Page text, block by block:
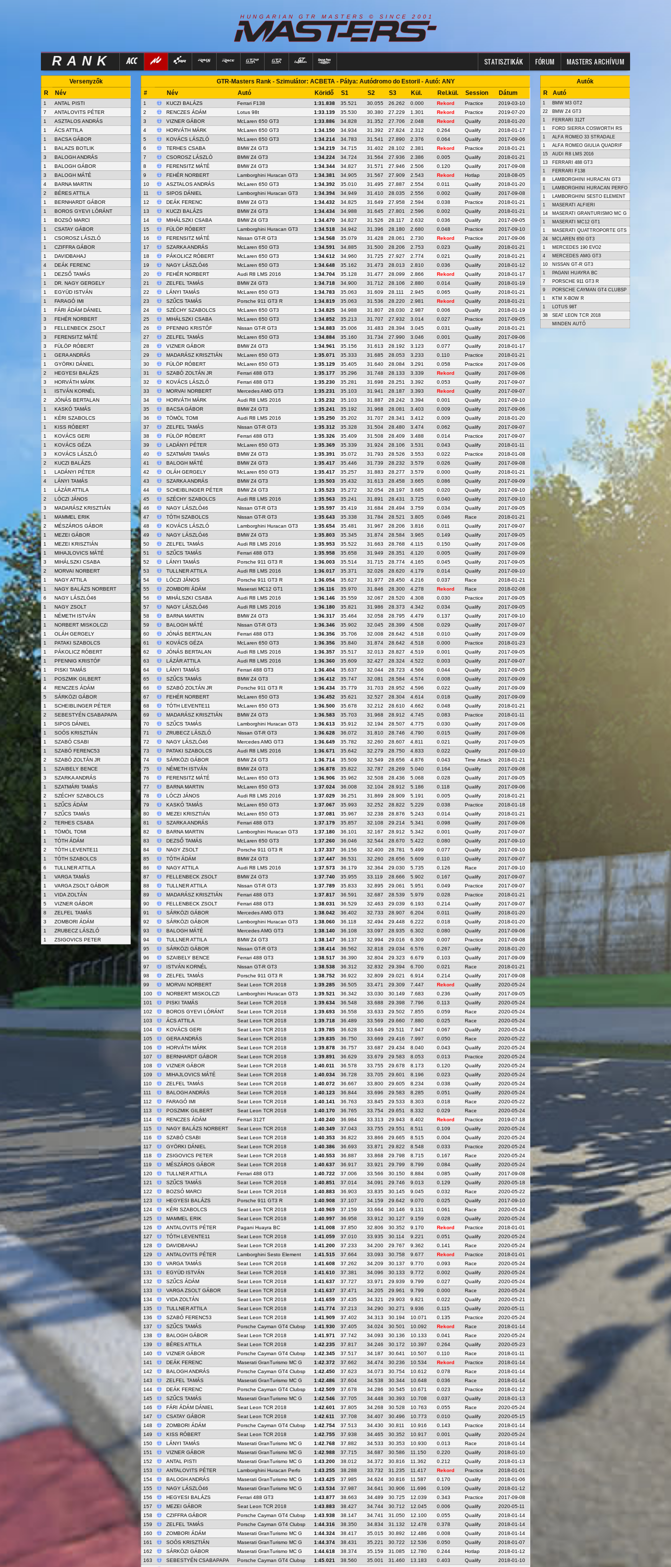
H U N G A R I A N G T R M A S T E R S © S I N C E 2 0 0 1
RANK STATISZTIKÁK FÓRUM MASTERS ARCHÍVUM
Versenyzők
R
Név
1
ANTAL PISTI
7
ANTALOVITS PÉTER
1
ASZTALOS ANDRÁS
1
ÁCS ATTILA
1
BACSA GÁBOR
1
BALAZS BOTLIK
3
BALOGH ANDRÁS
1
BALOGH GÁBOR
3
BALOGH MÁTÉ
4
BARNA MARTIN
2
BÉRES ATTILA
1
BERNHARDT GÁBOR
1
BOROS GYEVI LÓRÁNT
1
BOZSÓ MARCI
1
CSATAY GÁBOR
1
CSOROSZ LÁSZLÓ
1
CZIFFRA GÁBOR
1
DAVIDBAHAJ
4
DEÁK FERENC
1
DEZSŐ TAMÁS
1
DR. NAGY GERGELY
1
EGYÜD ISTVÁN
1
FARAGÓ IMI
1
FÁRI ÁDÁM DÁNIEL
3
FEHÉR NORBERT
3
FELLENBECK ZSOLT
3
FERENSITZ MÁTÉ
3
FÜLÖP RÓBERT
1
GERA ANDRÁS
1
GYÖRKI DÁNIEL
2
HEGYESI BALÁZS
3
HORVÁTH MÁRK
1
ISTVÁN KORNÉL
2
JÓNÁS BERTALAN
1
KASKÓ TAMÁS
1
KÉRI SZABOLCS
1
KISS RÓBERT
1
KOVÁCS GERI
1
KOVÁCS GÉZA
3
KOVÁCS LÁSZLÓ
2
KUCZI BALÁZS
1
LADÁNYI PÉTER
4
LÁNYI TAMÁS
1
LÁZÁR ATTILA
2
LÓCZI JÁNOS
3
MADARÁSZ KRISZTIÁN
1
MAMMEL ERIK
2
MÉSZÁROS GÁBOR
1
MEZEI GÁBOR
1
MEZEI KRISZTIÁN
1
MIHAJLOVICS MÁTÉ
3
MIHÁLSZKI CSABA
2
MORVAI NORBERT
1
NAGY ATTILA
1
NAGY BALÁZS NORBERT
6
NAGY LÁSZLÓ46
1
NAGY ZSOLT
1
NÉMETH ISTVÁN
1
NORBERT MISKOLCZI
1
OLÁH GERGELY
1
PATAKI SZABOLCS
1
PÁKOLICZ RÓBERT
1
PFENNIG KRISTÓF
1
PISKI TAMÁS
1
POSZMIK GILBERT
4
RENCZES ÁDÁM
5
SÁRKÖZI GÁBOR
1
SCHEIBLINGER PÉTER
2
SEBESTYÉN CSABAPAPA
1
SIPOS DÁNIEL
1
SOÓS KRISZTIÁN
1
SZABÓ CSABI
1
SZABÓ FERENC53
2
SZABÓ ZOLTÁN JR
1
SZAIBELY BENCE
3
SZARKA ANDRÁS
1
SZATMÁRI TAMÁS
2
SZÉCHY SZABOLCS
1
SZŰCS ÁDÁM
7
SZŰCS TAMÁS
2
TERHES CSABA
1
TÖMÖL TOMI
1
TÓTH ÁDÁM
2
TÓTH LEVENTE11
1
TÓTH SZABOLCS
6
TULLNER ATTILA
1
VARGA TAMÁS
1
VARGA ZSOLT GÁBOR
1
VIDA ZOLTÁN
5
VIZNER GÁBOR
8
ZELFEL TAMÁS
3
ZOMBORI ÁDÁM
1
ZRUBECZ LÁSZLÓ
1
ZSIGOVICS PETER
GTR-Masters Rank - Szimulátor: ACBETA - Pálya: Autódromo do Estoril - Autó: ANY
#
Név Autó Köridő S1 S2 S3 Kül. Rel.kül. Session Dátum
1 KUCZI BALÁZS Ferrari F138 1:31.838 35.521 30.055 26.262 0.000 Rekord Practice
2019-03-10
2
RENCZES ÁDÁM Lotus 98t 1:33.139 35.530 30.380 27.229 1.301 Rekord Practice
2019-07-20
3
VIZNER GÁBOR McLaren 650 GT3 1:33.886 34.828 31.352 27.706 2.048 Rekord Qualify
2018-01-20
4
HORVÁTH MÁRK McLaren 650 GT3 1:34.150 34.934 31.392 27.824 2.312 0.264 Qualify
2018-01-17
5
KOVÁCS LÁSZLÓ McLaren 650 GT3 1:34.214 34.783 31.541 27.890 2.376 0.064 Qualify
2017-09-06
6
TERHES CSABA BMW Z4 GT3 1:34.219 34.715 31.402 28.102 2.381 Rekord Practice
2018-01-21
7
CSOROSZ LÁSZLÓ BMW Z4 GT3 1:34.224 34.724 31.564 27.936 2.386 0.005 Qualify
2018-01-21
8
FERENSITZ MÁTÉ BMW Z4 GT3 1:34.344 34.827 31.571 27.946 2.506 0.120 Qualify
2017-09-08
9
FEHÉR NORBERT Lamborghini Huracan GT3 1:34.381 34.905 31.567 27.909 2.543 Rekord Hotlap
2018-08-05
10
ASZTALOS ANDRÁS McLaren 650 GT3 1:34.392 35.010 31.495 27.887 2.554 0.011 Qualify
2018-01-20
11
SIPOS DÁNIEL Lamborghini Huracan GT3 1:34.394 34.949 31.410 28.035 2.556 0.002 Qualify
2017-09-08
12
DEÁK FERENC BMW Z4 GT3 1:34.432 34.825 31.649 27.958 2.594 0.038 Practice
2018-01-21
13
KUCZI BALÁZS BMW Z4 GT3 1:34.434 34.988 31.645 27.801 2.596 0.002 Qualify
2018-01-21
14
MIHÁLSZKI CSABA BMW Z4 GT3 1:34.470 34.827 31.526 28.117 2.632 0.036 Qualify
2017-09-05
15
FÜLÖP RÓBERT Lamborghini Huracan GT3 1:34.518 34.942 31.396 28.180 2.680 0.048 Practice
2017-09-10
16
FERENSITZ MÁTÉ Nissan GT-R GT3 1:34.568 35.079 31.428 28.061 2.730 Rekord Practice
2017-09-06
17
SZARKA ANDRÁS McLaren 650 GT3 1:34.591 34.885 31.500 28.206 2.753 0.023 Qualify
2018-01-21
18
PÁKOLICZ RÓBERT McLaren 650 GT3 1:34.612 34.960 31.725 27.927 2.774 0.021 Qualify
2018-01-21
19
NAGY LÁSZLÓ46 McLaren 650 GT3 1:34.648 35.162 31.473 28.013 2.810 0.036 Qualify
2018-01-12
20
FEHÉR NORBERT Audi R8 LMS 2016 1:34.704 35.128 31.477 28.099 2.866 Rekord Qualify
2018-01-17
21
ZELFEL TAMÁS BMW Z4 GT3 1:34.718 34.900 31.712 28.106 2.880 0.014 Qualify
2018-01-19
22
LÁNYI TAMÁS McLaren 650 GT3 1:34.783 35.063 31.609 28.111 2.945 0.065 Qualify
2018-01-21
23
SZŰCS TAMÁS Porsche 911 GT3 R 1:34.819 35.063 31.536 28.220 2.981 Rekord Qualify
2018-01-21
24
SZÉCHY SZABOLCS McLaren 650 GT3 1:34.825 34.988 31.807 28.030 2.987 0.006 Qualify
2018-01-19
25
MIHÁLSZKI CSABA McLaren 650 GT3 1:34.852 35.213 31.707 27.932 3.014 0.027 Practice
2017-09-05
26
PFENNIG KRISTÓF Nissan GT-R GT3 1:34.883 35.006 31.483 28.394 3.045 0.031 Qualify
2018-01-21
27
ZELFEL TAMÁS McLaren 650 GT3 1:34.884 35.160 31.734 27.990 3.046 0.001 Qualify
2017-09-06
28
VIZNER GÁBOR BMW Z4 GT3 1:34.961 35.156 31.613 28.192 3.123 0.077 Qualify
2018-01-17
29
MADARÁSZ KRISZTIÁN McLaren 650 GT3 1:35.071 35.333 31.685 28.053 3.233 0.110 Practice
2018-01-21
30
FÜLÖP RÓBERT McLaren 650 GT3 1:35.129 35.405 31.640 28.084 3.291 0.058 Practice
2017-09-06
31
SZABÓ ZOLTÁN JR Ferrari 488 GT3 1:35.177 35.296 31.748 28.133 3.339 Rekord Qualify
2017-09-06
32
KOVÁCS LÁSZLÓ Ferrari 488 GT3 1:35.230 35.281 31.698 28.251 3.392 0.053 Qualify
2017-09-07
33
MORVAI NORBERT Mercedes AMG GT3 1:35.231 35.103 31.941 28.187 3.393 Rekord Qualify
2017-09-07
34
HORVÁTH MÁRK Audi R8 LMS 2016 1:35.232 35.103 31.887 28.242 3.394 0.001 Qualify
2017-09-10
35
BACSA GÁBOR BMW Z4 GT3 1:35.241 35.192 31.968 28.081 3.403 0.009 Qualify
2017-09-06
36
TÖMÖL TOMI Audi R8 LMS 2016 1:35.250 35.202 31.707 28.341 3.412 0.009 Qualify
2018-01-20
37
ZELFEL TAMÁS Nissan GT-R GT3 1:35.312 35.328 31.504 28.480 3.474 0.062 Qualify
2017-09-07
38
FÜLÖP RÓBERT Ferrari 488 GT3 1:35.326 35.409 31.508 28.409 3.488 0.014 Practice
2017-09-07
39
LADÁNYI PÉTER McLaren 650 GT3 1:35.369 35.339 31.924 28.106 3.531 0.043 Qualify
2018-01-11
40
SZATMÁRI TAMÁS BMW Z4 GT3 1:35.391 35.072 31.793 28.526 3.553 0.022 Practice
2018-01-08
41
BALOGH MÁTÉ BMW Z4 GT3 1:35.417 35.446 31.739 28.232 3.579 0.026 Qualify
2017-09-08
42
OLÁH GERGELY McLaren 650 GT3 1:35.417 35.257 31.883 28.277 3.579 0.000 Qualify
2018-01-21
43
SZARKA ANDRÁS BMW Z4 GT3 1:35.503 35.432 31.613 28.458 3.665 0.086 Qualify
2017-09-09
44
SCHEIBLINGER PÉTER BMW Z4 GT3 1:35.523 35.272 32.054 28.197 3.685 0.020 Qualify
2017-09-10
45
SZÉCHY SZABOLCS Audi R8 LMS 2016 1:35.563 35.241 31.891 28.431 3.725 0.040 Qualify
2017-09-10
46
NAGY LÁSZLÓ46 Nissan GT-R GT3 1:35.597 35.419 31.684 28.494 3.759 0.034 Qualify
2017-09-05
47
TÓTH SZABOLCS Nissan GT-R GT3 1:35.643 35.338 31.784 28.521 3.805 0.046 Race
2018-01-21
48
KOVÁCS LÁSZLÓ Lamborghini Huracan GT3 1:35.654 35.481 31.967 28.206 3.816 0.011 Qualify
2017-09-07
49
NAGY LÁSZLÓ46 BMW Z4 GT3 1:35.803 35.345 31.874 28.584 3.965 0.149 Qualify
2017-09-05
50
ZELFEL TAMÁS Audi R8 LMS 2016 1:35.953 35.522 31.663 28.768 4.115 0.150 Qualify
2017-09-06
51
SZŰCS TAMÁS Ferrari 488 GT3 1:35.958 35.658 31.949 28.351 4.120 0.005 Qualify
2017-09-09
52
LÁNYI TAMÁS Porsche 911 GT3 R 1:36.003 35.514 31.715 28.774 4.165 0.045 Qualify
2017-09-05
53
TULLNER ATTILA Audi R8 LMS 2016 1:36.017 35.371 32.026 28.620 4.179 0.014 Qualify
2017-09-10
54
LÓCZI JÁNOS Porsche 911 GT3 R 1:36.054 35.627 31.977 28.450 4.216 0.037 Race
2018-01-21
55
ZOMBORI ÁDÁM Maserati MC12 GT1 1:36.116 35.970 31.846 28.300 4.278 Rekord Race
2018-02-08
56
MIHÁLSZKI CSABA Audi R8 LMS 2016 1:36.146 35.559 32.067 28.520 4.308 0.030 Practice
2017-09-05
57
NAGY LÁSZLÓ46 Audi R8 LMS 2016 1:36.180 35.821 31.986 28.373 4.342 0.034 Qualify
2017-09-05
58
BARNA MARTIN BMW Z4 GT3 1:36.317 35.464 32.058 28.795 4.479 0.137 Qualify
2017-09-10
59
BALOGH MÁTÉ Nissan GT-R GT3 1:36.346 35.902 32.045 28.399 4.508 0.029 Qualify
2017-09-07
60
JÓNÁS BERTALAN Ferrari 488 GT3 1:36.356 35.706 32.008 28.642 4.518 0.010 Qualify
2017-09-09
61
KOVÁCS GÉZA McLaren 650 GT3 1:36.356 35.840 31.874 28.642 4.518 0.000 Practice
2018-01-23
62
JÓNÁS BERTALAN Audi R8 LMS 2016 1:36.357 35.517 32.013 28.827 4.519 0.001 Qualify
2017-09-05
63
LÁZÁR ATTILA Audi R8 LMS 2016 1:36.360 35.609 32.427 28.324 4.522 0.003 Qualify
2017-09-07
64
LÁNYI TAMÁS Ferrari 488 GT3 1:36.404 35.637 32.044 28.723 4.566 0.044 Qualify
2017-09-05
65
SZŰCS TAMÁS BMW Z4 GT3 1:36.412 35.747 32.081 28.584 4.574 0.008 Qualify
2017-09-09
66
SZABÓ ZOLTÁN JR Porsche 911 GT3 R 1:36.434 35.779 31.703 28.952 4.596 0.022 Qualify
2017-09-09
67
FEHÉR NORBERT McLaren 650 GT3 1:36.452 35.621 32.527 28.304 4.614 0.018 Qualify
2017-09-09
68
TÓTH LEVENTE11 McLaren 650 GT3 1:36.500 35.678 32.212 28.610 4.662 0.048 Qualify
2018-01-21
69
MADARÁSZ KRISZTIÁN BMW Z4 GT3 1:36.583 35.703 31.968 28.912 4.745 0.083 Practice
2018-01-11
70
SZŰCS TAMÁS Lamborghini Huracan GT3 1:36.613 35.912 32.194 28.507 4.775 0.030 Qualify
2017-09-06
71
ZRUBECZ LÁSZLÓ Nissan GT-R GT3 1:36.628 36.072 31.810 28.746 4.790 0.015 Qualify
2017-09-06
72
NAGY LÁSZLÓ46 Mercedes AMG GT3 1:36.649 35.782 32.260 28.607 4.811 0.021 Qualify
2017-09-05
73
PATAKI SZABOLCS Audi R8 LMS 2016 1:36.671 35.642 32.279 28.750 4.833 0.022 Qualify
2017-09-10
74
SÁRKÖZI GÁBOR BMW Z4 GT3 1:36.714 35.509 32.549 28.656 4.876 0.043 Time Attack
2018-01-21
75
NÉMETH ISTVÁN BMW Z4 GT3 1:36.878 35.822 32.787 28.269 5.040 0.164 Qualify
2017-09-08
76
FERENSITZ MÁTÉ McLaren 650 GT3 1:36.906 35.962 32.508 28.436 5.068 0.028 Qualify
2017-09-05
77
BARNA MARTIN McLaren 650 GT3 1:37.024 36.008 32.104 28.912 5.186 0.118 Qualify
2017-09-06
78
LÓCZI JÁNOS Audi R8 LMS 2016 1:37.029 36.251 31.869 28.909 5.191 0.005 Qualify
2018-01-21
79
KASKÓ TAMÁS McLaren 650 GT3 1:37.067 35.993 32.252 28.822 5.229 0.038 Practice
2018-01-18
80
MEZEI KRISZTIÁN McLaren 650 GT3 1:37.081 35.967 32.238 28.876 5.243 0.014 Qualify
2018-01-21
81
SZARKA ANDRÁS Ferrari 488 GT3 1:37.179 35.857 32.108 29.214 5.341 0.098 Qualify
2017-09-06
82
BARNA MARTIN Lamborghini Huracan GT3 1:37.180 36.101 32.167 28.912 5.342 0.001 Qualify
2017-09-07
83
DEZSŐ TAMÁS McLaren 650 GT3 1:37.260 36.046 32.544 28.670 5.422 0.080 Qualify
2017-09-10
84
NAGY ZSOLT Porsche 911 GT3 R 1:37.337 36.156 32.400 28.781 5.499 0.077 Qualify
2017-09-10
85
TÓTH ÁDÁM BMW Z4 GT3 1:37.447 36.531 32.260 28.656 5.609 0.110 Qualify
2017-09-07
86
NAGY ATTILA Audi R8 LMS 2016 1:37.573 36.179 32.364 29.030 5.735 0.126 Race
2017-09-10
87
FELLENBECK ZSOLT BMW Z4 GT3 1:37.740 35.955 33.119 28.666 5.902 0.167 Qualify
2017-09-07
88
TULLNER ATTILA Nissan GT-R GT3 1:37.789 35.833 32.895 29.061 5.951 0.049 Practice
2017-09-07
89
MADARÁSZ KRISZTIÁN Ferrari 488 GT3 1:37.817 36.591 32.687 28.539 5.979 0.028 Practice
2018-01-21
90
FELLENBECK ZSOLT Ferrari 488 GT3 1:38.031 36.529 32.463 29.039 6.193 0.214 Qualify
2017-09-07
91
SÁRKÖZI GÁBOR Mercedes AMG GT3 1:38.042 36.402 32.733 28.907 6.204 0.011 Qualify
2018-01-20
92
SÁRKÖZI GÁBOR Lamborghini Huracan GT3 1:38.060 36.118 32.494 29.448 6.222 0.018 Qualify
2018-01-20
93
BALOGH MÁTÉ Mercedes AMG GT3 1:38.140 36.108 33.097 28.935 6.302 0.080 Qualify
2017-09-06
94
TULLNER ATTILA BMW Z4 GT3 1:38.147 36.137 32.994 29.016 6.309 0.007 Practice
2017-09-08
95
SÁRKÖZI GÁBOR Nissan GT-R GT3 1:38.414 36.562 32.818 29.034 6.576 0.267 Qualify
2018-01-20
96
SZAIBELY BENCE Ferrari 488 GT3 1:38.517 36.390 32.804 29.323 6.679 0.103 Qualify
2017-09-09
97
ISTVÁN KORNÉL Nissan GT-R GT3 1:38.538 36.312 32.832 29.394 6.700 0.021 Race
2018-01-21
98
ZELFEL TAMÁS Porsche 911 GT3 R 1:38.752 36.922 32.809 29.021 6.914 0.214 Qualify
2017-09-08
99
MORVAI NORBERT Seat Leon TCR 2018 1:39.285 36.505 33.471 29.309 7.447 Rekord Qualify
2020-05-24
100
NORBERT MISKOLCZI Lamborghini Huracan GT3 1:39.521 36.342 33.030 30.149 7.683 0.236 Qualify
2017-09-05
101
PISKI TAMÁS Seat Leon TCR 2018 1:39.634 36.548 33.688 29.398 7.796 0.113 Qualify
2020-05-24
102
BOROS GYEVI LÓRÁNT Seat Leon TCR 2018 1:39.693 36.558 33.633 29.502 7.855 0.059 Race
2020-05-24
103
ÁCS ATTILA Seat Leon TCR 2018 1:39.718 36.489 33.569 29.660 7.880 0.025 Race
2020-05-24
104
KOVÁCS GERI Seat Leon TCR 2018 1:39.785 36.628 33.646 29.511 7.947 0.067 Qualify
2020-05-24
105
GERA ANDRÁS Seat Leon TCR 2018 1:39.835 36.750 33.669 29.416 7.997 0.050 Race
2020-05-22
106
HORVÁTH MÁRK Seat Leon TCR 2018 1:39.878 36.757 33.687 29.434 8.040 0.043 Qualify
2020-05-24
107
BERNHARDT GÁBOR Seat Leon TCR 2018 1:39.891 36.629 33.679 29.583 8.053 0.013 Practice
2020-05-24
108
VIZNER GÁBOR Seat Leon TCR 2018 1:40.011 36.578 33.755 29.678 8.173 0.120 Qualify
2020-05-24
109
MIHAJLOVICS MÁTÉ Seat Leon TCR 2018 1:40.034 36.728 33.705 29.601 8.196 0.023 Qualify
2020-05-24
110
ZELFEL TAMÁS Seat Leon TCR 2018 1:40.072 36.667 33.800 29.605 8.234 0.038 Qualify
2020-05-24
111
BALOGH ANDRÁS Seat Leon TCR 2018 1:40.123 36.844 33.696 29.583 8.285 0.051 Qualify
2020-05-24
112
FARAGÓ IMI Seat Leon TCR 2018 1:40.141 36.763 33.845 29.533 8.303 0.018 Race
2020-05-22
113
POSZMIK GILBERT Seat Leon TCR 2018 1:40.170 36.765 33.754 29.651 8.332 0.029 Race
2020-05-24
114
RENCZES ÁDÁM Ferrari 312T 1:40.240 36.984 33.313 29.943 8.402 Rekord Practice
2019-07-18
115
NAGY BALÁZS NORBERT Seat Leon TCR 2018 1:40.349 37.043 33.755 29.551 8.511 0.109 Qualify
2020-05-24
116
SZABÓ CSABI Seat Leon TCR 2018 1:40.353 36.822 33.866 29.665 8.515 0.004 Qualify
2020-05-24
117
GYÖRKI DÁNIEL Seat Leon TCR 2018 1:40.386 36.693 33.871 29.822 8.548 0.033 Practice
2020-05-24
118
ZSIGOVICS PETER Seat Leon TCR 2018 1:40.553 36.887 33.868 29.798 8.715 0.167 Race
2020-05-24
119
MÉSZÁROS GÁBOR Seat Leon TCR 2018 1:40.637 36.917 33.921 29.799 8.799 0.084 Qualify
2020-05-24
120
TULLNER ATTILA Ferrari 488 GT3 1:40.722 37.006 33.566 30.150 8.884 0.085 Qualify
2017-09-08
121
SZŰCS TAMÁS Seat Leon TCR 2018 1:40.851 37.014 34.091 29.746 9.013 0.129 Qualify
2020-05-18
122
BOZSÓ MARCI Seat Leon TCR 2018 1:40.883 36.903 33.835 30.145 9.045 0.032 Race
2020-05-22
123
HEGYESI BALÁZS Porsche 911 GT3 R 1:40.908 37.107 34.159 29.642 9.070 0.025 Qualify
2017-09-10
124
KÉRI SZABOLCS Seat Leon TCR 2018 1:40.969 37.159 33.664 30.146 9.131 0.061 Race
2020-05-24
125
MAMMEL ERIK Seat Leon TCR 2018 1:40.997 36.958 33.912 30.127 9.159 0.028 Qualify
2020-05-24
126
ANTALOVITS PÉTER Pagani Huayra BC 1:41.008 37.850 32.806 30.352 9.170 Rekord Practice
2018-01-01
127
TÓTH LEVENTE11 Seat Leon TCR 2018 1:41.059 37.010 33.935 30.114 9.221 0.051 Qualify
2020-05-24
128
DAVIDBAHAJ Seat Leon TCR 2018 1:41.200 37.233 34.200 29.767 9.362 0.141 Race
2020-05-24
129
ANTALOVITS PÉTER Lamborghini Sesto Element 1:41.515 37.664 33.093 30.758 9.677 Rekord Practice
2018-01-01
130
VARGA TAMÁS Seat Leon TCR 2018 1:41.608 37.262 34.209 30.137 9.770 0.093 Race
2020-05-24
131
EGYÜD ISTVÁN Seat Leon TCR 2018 1:41.610 37.381 34.096 30.133 9.772 0.002 Qualify
2020-05-24
132
SZŰCS ÁDÁM Seat Leon TCR 2018 1:41.637 37.727 33.971 29.939 9.799 0.027 Qualify
2020-05-24
133
VARGA ZSOLT GÁBOR Seat Leon TCR 2018 1:41.637 37.471 34.205 29.961 9.799 0.000 Race
2020-05-24
134
VIDA ZOLTÁN Seat Leon TCR 2018 1:41.659 37.435 34.321 29.903 9.821 0.022 Qualify
2020-05-21
135
TULLNER ATTILA Seat Leon TCR 2018 1:41.774 37.213 34.290 30.271 9.936 0.115 Qualify
2020-05-11
136
SZABÓ FERENC53 Seat Leon TCR 2018 1:41.909 37.402 34.313 30.194 10.071 0.135 Practice
2020-05-24
137
SZŰCS TAMÁS Porsche Cayman GT4 Clubsp 1:41.930 37.405 34.024 30.501 10.092 Rekord Race
2018-01-14
138
BALOGH GÁBOR Seat Leon TCR 2018 1:41.971 37.742 34.093 30.136 10.133 0.041 Race
2020-05-24
139
BÉRES ATTILA Seat Leon TCR 2018 1:42.235 37.817 34.246 30.172 10.397 0.264 Qualify
2020-05-23
140
VIZNER GÁBOR Porsche Cayman GT4 Clubsp 1:42.345 37.517 34.187 30.641 10.507 0.110 Race
2018-01-11
141
DEÁK FERENC Maserati GranTurismo MC G 1:42.372 37.662 34.474 30.236 10.534 Rekord Practice
2018-01-14
142
BALOGH ANDRÁS Porsche Cayman GT4 Clubsp 1:42.450 37.623 34.073 30.754 10.612 0.078 Race
2018-01-14
143
ZELFEL TAMÁS Maserati GranTurismo MC G 1:42.486 37.604 34.538 30.344 10.648 0.036 Race
2018-01-14
144
DEÁK FERENC Porsche Cayman GT4 Clubsp 1:42.509 37.678 34.286 30.545 10.671 0.023 Practice
2018-01-12
145
SZŰCS TAMÁS Maserati GranTurismo MC G 1:42.546 37.705 34.448 30.393 10.708 0.037 Qualify
2018-01-13
146
FÁRI ÁDÁM DÁNIEL Seat Leon TCR 2018 1:42.601 37.805 34.268 30.528 10.763 0.055 Race
2020-05-24
147
CSATAY GÁBOR Seat Leon TCR 2018 1:42.611 37.708 34.407 30.496 10.773 0.010 Qualify
2020-05-15
148
ZOMBORI ÁDÁM Porsche Cayman GT4 Clubsp 1:42.754 37.513 34.430 30.811 10.916 0.143 Practice
2018-01-14
149
KISS RÓBERT Seat Leon TCR 2018 1:42.755 37.938 34.465 30.352 10.917 0.001 Qualify
2020-05-24
150
LÁNYI TAMÁS Maserati GranTurismo MC G 1:42.768 37.882 34.533 30.353 10.930 0.013 Race
2018-01-14
151
VIZNER GÁBOR Maserati GranTurismo MC G 1:42.988 37.715 34.687 30.586 11.150 0.220 Qualify
2018-01-10
152
ANTAL PISTI Maserati GranTurismo MC G 1:43.200 38.012 34.372 30.816 11.362 0.212 Qualify
2018-01-13
153
ANTALOVITS PÉTER Lamborghini Huracan Perfo 1:43.255 38.288 33.732 31.235 11.417 Rekord Practice
2018-01-01
154
BALOGH ANDRÁS Maserati GranTurismo MC G 1:43.425 37.985 34.624 30.816 11.587 0.170 Qualify
2018-01-06
155
NAGY LÁSZLÓ46 Maserati GranTurismo MC G 1:43.534 37.987 34.641 30.906 11.696 0.109 Qualify
2018-01-12
156
HEGYESI BALÁZS Ferrari 488 GT3 1:43.877 38.663 34.489 30.725 12.039 0.343 Practice
2017-09-08
157
MEZEI GÁBOR Seat Leon TCR 2018 1:43.883 38.427 34.744 30.712 12.045 0.006 Qualify
2020-05-11
158
CZIFFRA GÁBOR Porsche Cayman GT4 Clubsp 1:43.938 38.147 34.741 31.050 12.100 0.055 Qualify
2018-01-14
159
ZELFEL TAMÁS Porsche Cayman GT4 Clubsp 1:44.316 38.350 34.834 31.132 12.478 0.378 Qualify
2018-01-14
160
ZOMBORI ÁDÁM Maserati GranTurismo MC G 1:44.324 38.417 35.015 30.892 12.486 0.008 Qualify
2018-01-14
161
SOÓS KRISZTIÁN Maserati GranTurismo MC G 1:44.374 38.431 35.221 30.722 12.536 0.050 Qualify
2018-01-07
162
SÁRKÖZI GÁBOR Maserati GranTurismo MC G 1:44.618 38.374 35.159 31.085 12.780 0.244 Hotlap
2018-01-12
163
SEBESTYÉN CSABAPAPA Porsche Cayman GT4 Clubsp 1:45.021 38.560 35.001 31.460 13.183 0.403 Qualify
2018-01-10
Autók
R
Autó
1
BMW M3 GT2
22
BMW Z4 GT3
1
FERRARI 312T
1
FORD SIERRA COSWORTH RS
1
ALFA ROMEO 33 STRADALE
1
ALFA ROMEO GIULIA QUADRIF
15
AUDI R8 LMS 2016
13
FERRARI 488 GT3
1
FERRARI F138
8
LAMBORGHINI HURACAN GT3
1
LAMBORGHINI HURACAN PERFO
1
LAMBORGHINI SESTO ELEMENT
1
MASERATI ALFIERI
14
MASERATI GRANTURISMO MC G
1
MASERATI MC12 GT1
1
MASERATI QUATTROPORTE GTS
24
MCLAREN 650 GT3
1
MERCEDES 190 EVO2
4
MERCEDES AMG GT3
10
NISSAN GT-R GT3
1
PAGANI HUAYRA BC
7
PORSCHE 911 GT3 R
9
PORSCHE CAYMAN GT4 CLUBSP
1
KTM X-BOW R
1
LOTUS 98T
38
SEAT LEON TCR 2018
MINDEN AUTÓ